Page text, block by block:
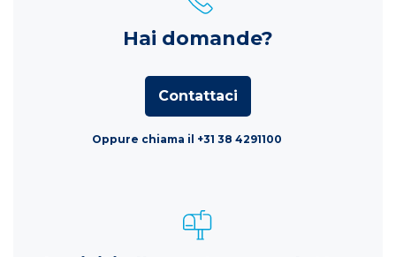
Hai domande?
Contattaci
Oppure chiama il +31 38 4291100